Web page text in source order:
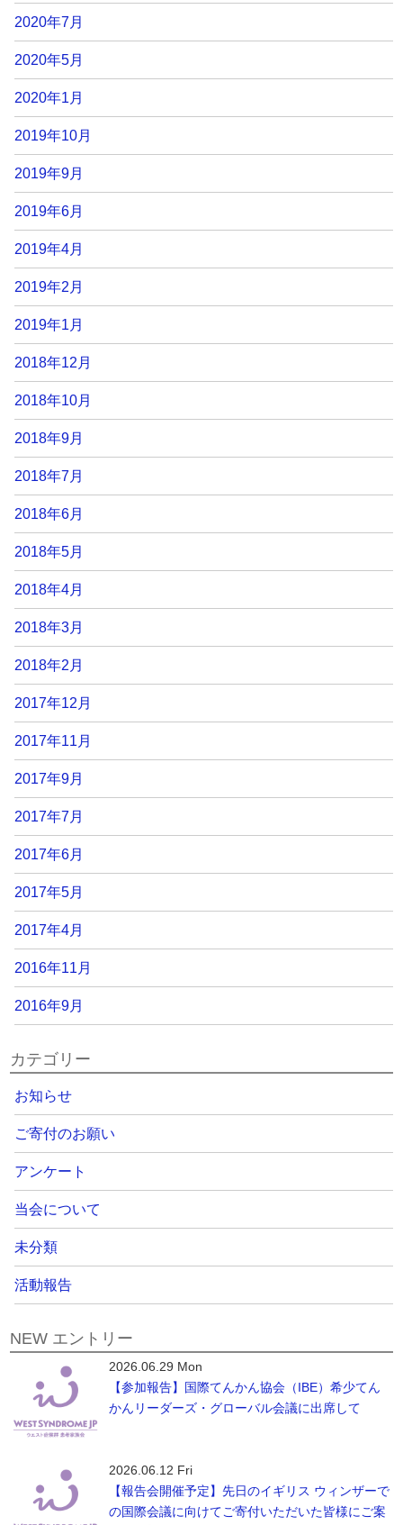
2020年7月
2020年5月
2020年1月
2019年10月
2019年9月
2019年6月
2019年4月
2019年2月
2019年1月
2018年12月
2018年10月
2018年9月
2018年7月
2018年6月
2018年5月
2018年4月
2018年3月
2018年2月
2017年12月
2017年11月
2017年9月
2017年7月
2017年6月
2017年5月
2017年4月
2016年11月
2016年9月
カテゴリー
お知らせ
ご寄付のお願い
アンケート
当会について
未分類
活動報告
NEW エントリー
2026.06.29 Mon
【参加報告】国際てんかん協会（IBE）希少てん
かんリーダーズ・グローバル会議に出席して
2026.06.12 Fri
【報告会開催予定】先日のイギリス ウィンザーで
の国際会議に向けてご寄付いただいた皆様にご案